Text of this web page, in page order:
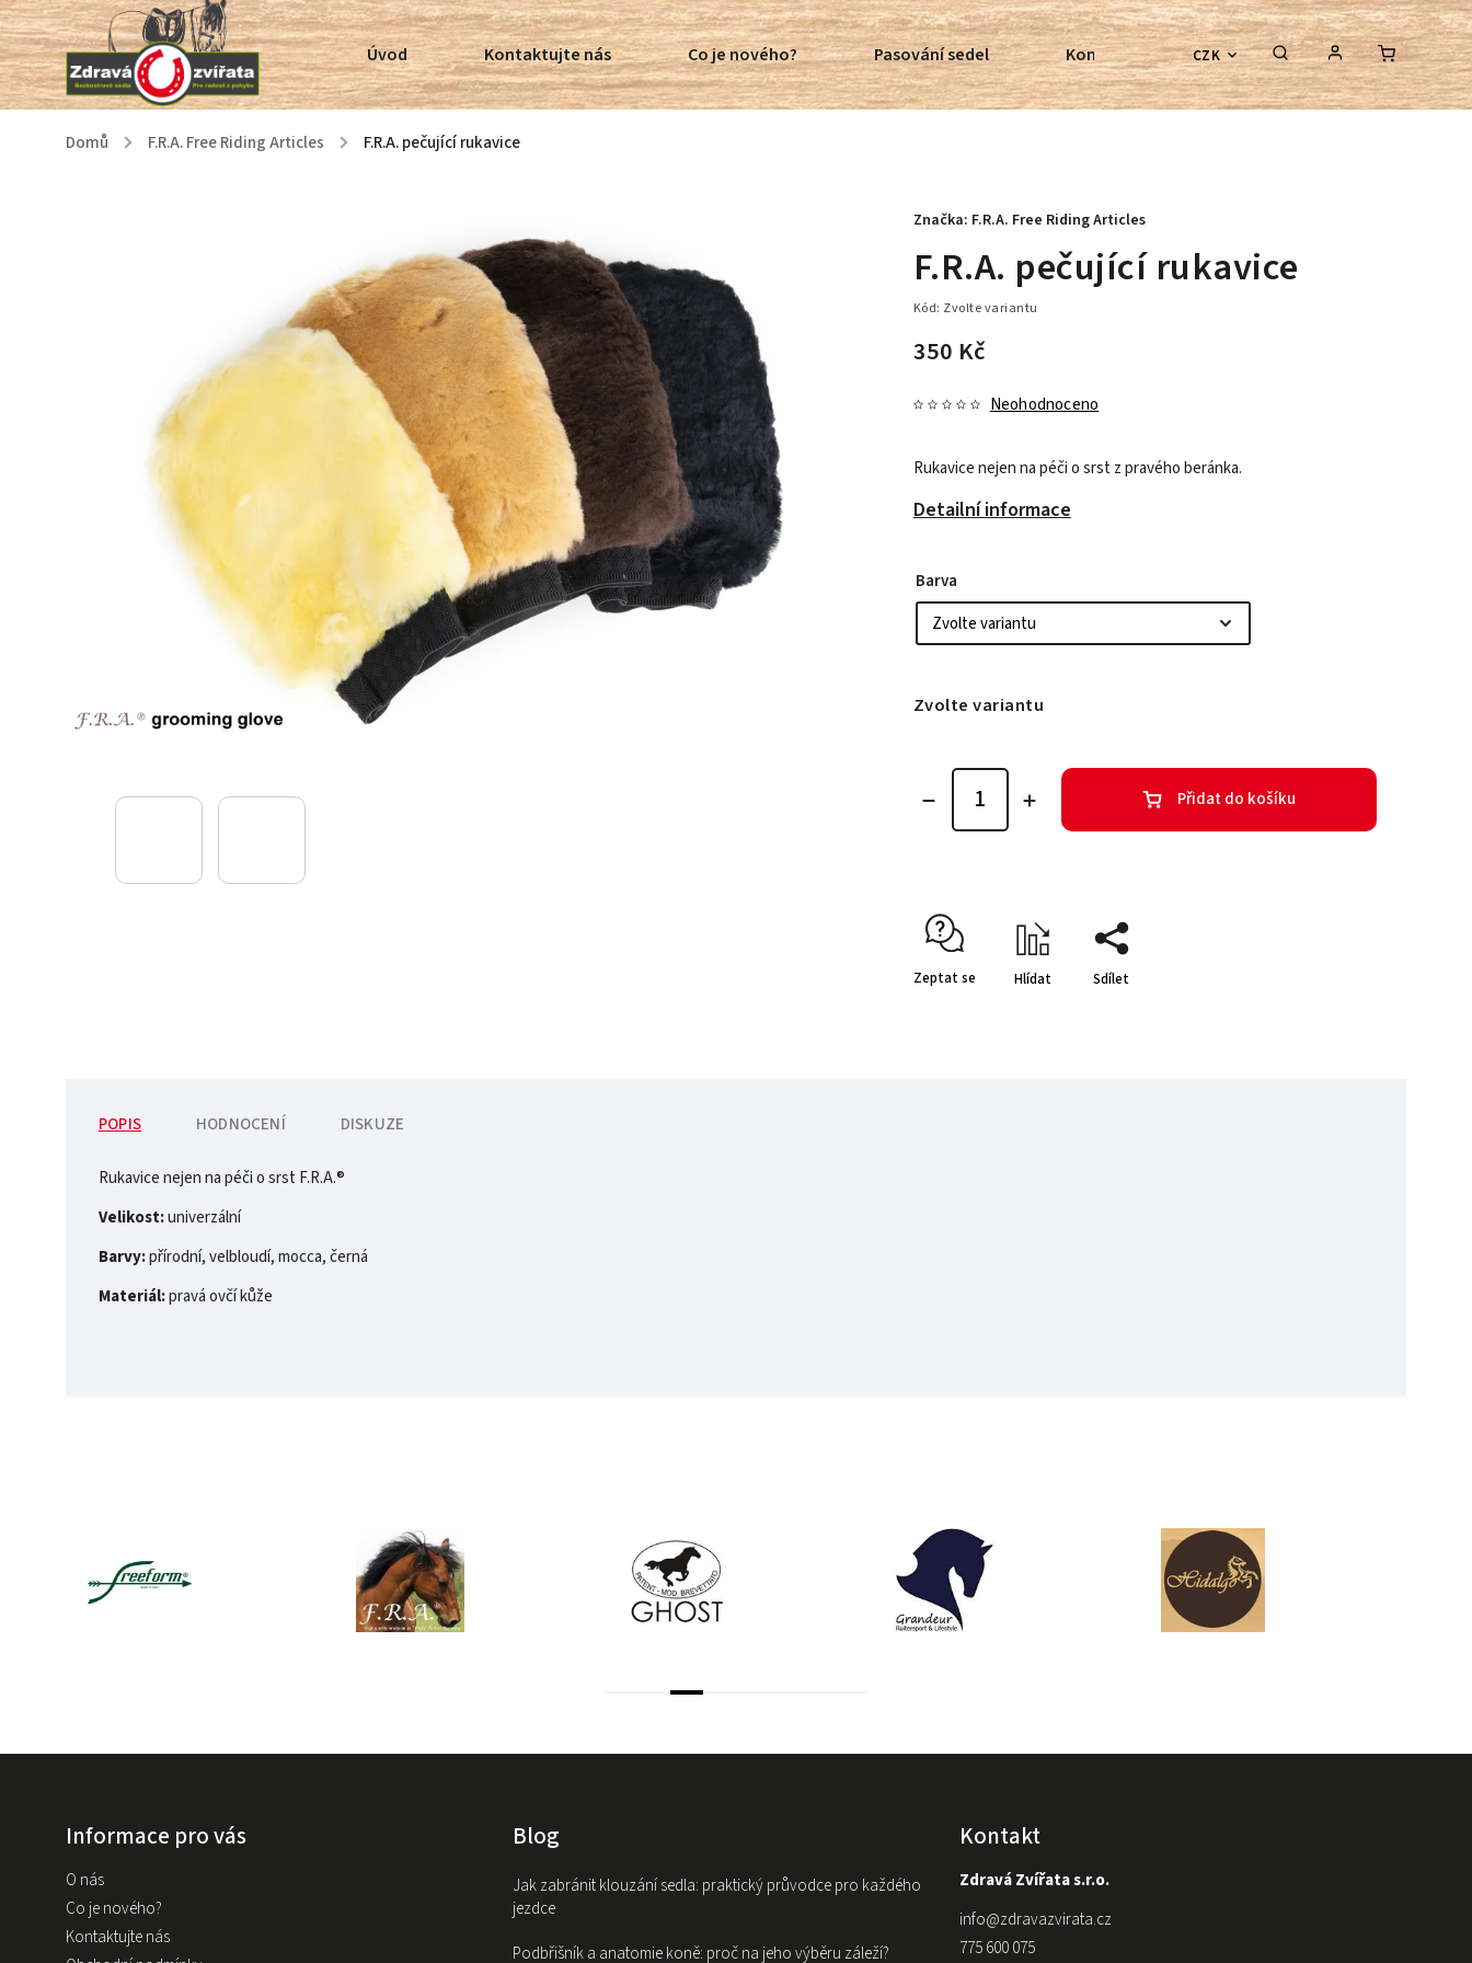
CZK
Úvod Kontaktujte nás Co je nového? Pasování sedel Kontroly bezkostrových sedel Poradenství
Domů / F.R.A. Free Riding Articles / F.R.A. pečující rukavice
F.R.A. pečující rukavice
Kód: Zvolte variantu
350 Kč
Neohodnoceno
Rukavice nejen na péči o srst z pravého beránka.
Detailní informace
Značka: F.R.A. Free Riding Articles
Barva
Zvolte variantu
Přidat do košíku
Zeptat se Hlídat Sdílet
POPIS HODNOCENÍ DISKUZE
Rukavice nejen na péči o srst F.R.A.®
Velikost:univerzální
Barvy:přírodní, velbloudí, mocca, černá
Materiál:pravá ovčí kůže
Informace pro vás
O nás
Co je nového?
Kontaktujte nás
Blog
Jak zabránit klouzání sedla: praktický průvodce pro každého
jezdce
Podbřišník a anatomie koně: proč na jeho výběru záleží?
Kontakt
Zdravá Zvířata s.r.o.
info@zdravazvirata.cz
775 600 075